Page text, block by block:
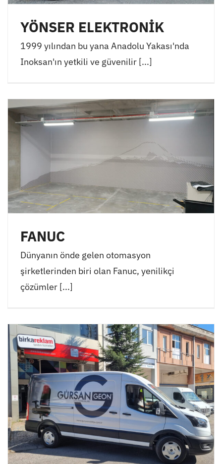
YÖNSER ELEKTRONİK
1999 yılından bu yana Anadolu Yakası'nda
Inoksan'ın yetkili ve güvenilir [...]
FANUC
Dünyanın önde gelen otomasyon
şirketlerinden biri olan Fanuc, yenilikçi
çözümler [...]